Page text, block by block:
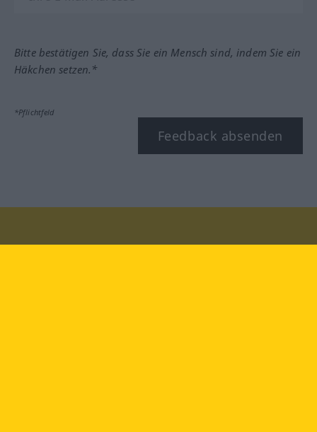
Bitte bestätigen Sie, dass Sie ein Mensch sind, indem Sie ein
Häkchen setzen.*
*Pflichtfeld
Feedback absenden
Besuchen Sie uns auf: